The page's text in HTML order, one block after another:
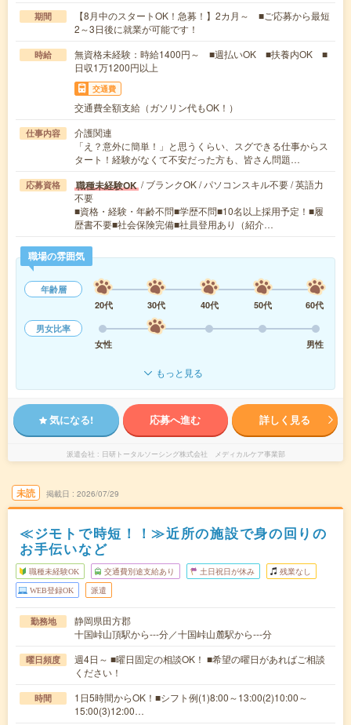
期間
【8月中のスタートOK！急募！】2カ月～ ■ご応募から最短
2～3日後に就業が可能です！
時給
無資格未経験：時給1400円～ ■週払いOK ■扶養内OK ■
日収1万1200円以上
交通費
交通費全額支給（ガソリン代もOK！）
仕事内容
介護関連
「え？意外に簡単！」と思うくらい、スグできる仕事からス
タート！経験がなくて不安だった方も、皆さん問題…
応募資格 職種未経験OK / ブランクOK / パソコンスキル不要 / 英語力
不要
■資格・経験・年齢不問■学歴不問■10名以上採用予定！■履
歴書不要■社会保険完備■社員登用あり（紹介…
職場の雰囲気
年齢層
20代
30代 40代 50代
60代
男女比率
女性
男性
もっと見る
気になる! 応募へ進む 詳しく見る
派遣会社 日研トータルソーシング株式会社 メディカルケア事業部
未読 掲載日 2026/07/29
≪ジモトで時短！！≫近所の施設で身の回りの
お手伝いなど
職種未経験OK 交通費別途支給あり 土日祝日が休み 残業なし
WEB登録OK 派遣
勤務地
静岡県田方郡
十国峠山頂駅から---分／十国峠山麓駅から---分
曜日頻度
週4日～ ■曜日固定の相談OK！ ■希望の曜日があればご相談
ください！
時間
1日5時間からOK！■シフト例(1)8:00～13:00(2)10:00～
15:00(3)12:00…